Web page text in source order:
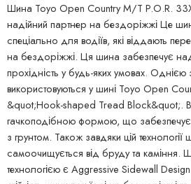
Шина Toyo Open Country M/T P.O.R.
надійний партнер на бездоріжжі Це
спеціально для водіїв, які віддають
на бездоріжжі. Ця шина забезпечує
прохідність у будь-яких умовах.
використовуються у шині Toyo Open
&quot;Hook-shaped Tread Block&quot;.
гачкоподібною формою, що
з грунтом. Також завдяки цій технології
самоочищується від бруду та
технологією є Aggressive Sidewall